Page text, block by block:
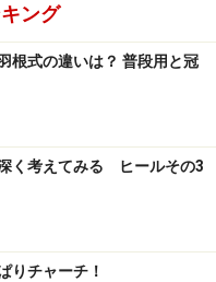
靴とベルトの色調を合
下さい。
る！
マンオックスフォー
すが、使い方や色次第で
しい靴です。
ング
根式の違いは？ 普段用と冠
く考えてみる ヒールその3
りチャーチ！